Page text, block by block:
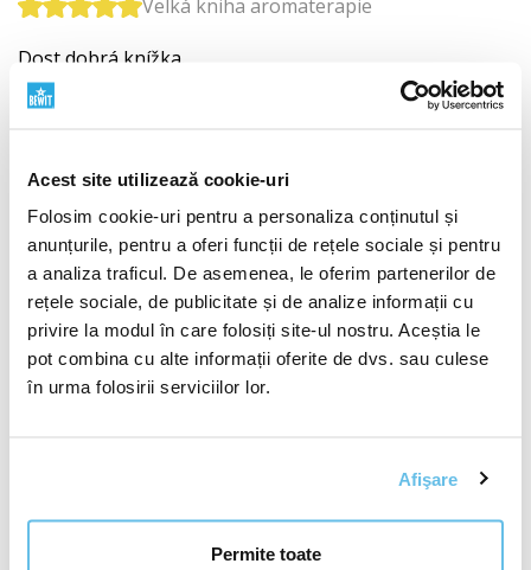
Acest site utilizează cookie-uri
Folosim cookie-uri pentru a personaliza conținutul și
anunțurile, pentru a oferi funcții de rețele sociale și pentru
a analiza traficul. De asemenea, le oferim partenerilor de
rețele sociale, de publicitate și de analize informații cu
privire la modul în care folosiți site-ul nostru. Aceștia le
pot combina cu alte informații oferite de dvs. sau culese
în urma folosirii serviciilor lor.
Afişare
Permite toate
Velká kniha aromaterapie
Dost dobrá knížka.
Marta Raidova
CS ( traducere)
Client cu achiziție verificată
Velká kniha aromaterapie
použití, ale i vnější, použití, také rady jak jich používat,
ale i upozornění na to, kdy je nepoužívat. Je to pro mě
Magická alchymie aromaterapie v praxi.